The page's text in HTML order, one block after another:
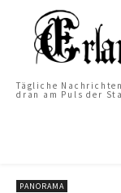
Tägliche
dran am Puls der
PANORAMA